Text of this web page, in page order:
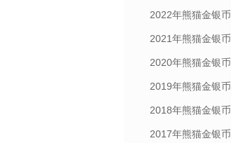
2022年熊猫金银币
2021年熊猫金银币
2020年熊猫金银币
2019年熊猫金银币
2018年熊猫金银币
2017年熊猫金银币